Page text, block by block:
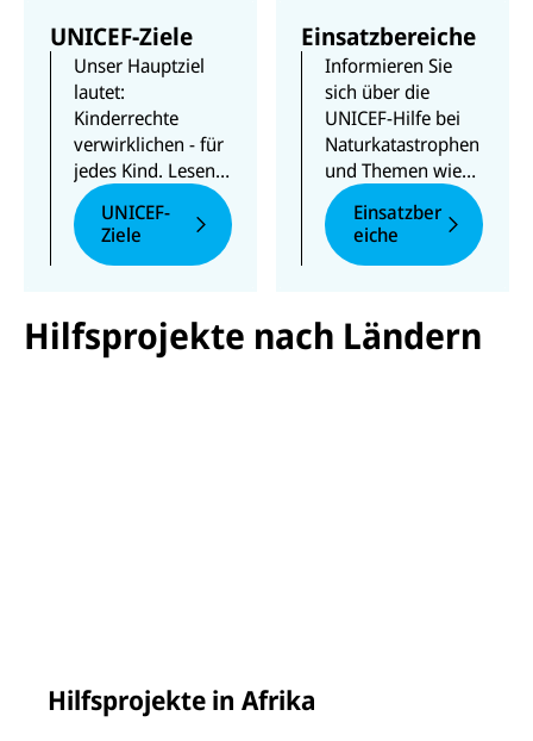
UNICEF-Ziele
Unser Hauptziel
lautet:
Kinderrechte
verwirklichen - für
jedes Kind. Lesen
Sie, wofür UNICEF
Ihre Unterstützung
braucht.
UNICEF-
Ziele
Einsatzbereiche
Informieren Sie
sich über die
UNICEF-Hilfe bei
Naturkatastrophen
und Themen wie
Gesundheit,
Kinderschutz oder
Flüchtlingshilfe.
Einsatzber
eiche
Hilfsprojekte nach Ländern
Hilfsprojekte in Afrika